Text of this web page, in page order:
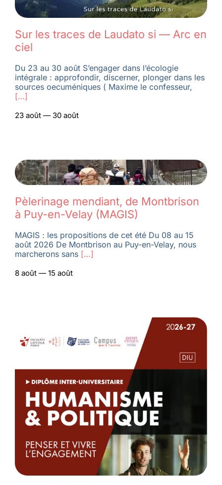
Membres
L’actu
Nous soutenir
Sur les traces de Laudato si — Arc en
ciel
Du 23 au 30 août S’engager dans l’écologie
intégrale : approfondir, discerner, plonger dans les
sources oecuméniques ( Maxime le confesseur,
[…]
23 août — 30 août
Pèlerinage mendiant, de Montbrison
à Puy-en-Velay (MAGIS)
MAGIS : les propositions de cet été Du 08 au 15
août 2026 De Montbrison au Puy-en-Velay, nous
marcherons sans[…]
8 août — 15 août